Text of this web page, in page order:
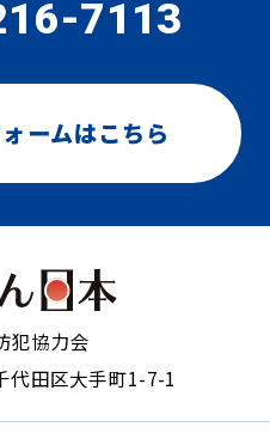
7113
ームはこちら
犯協力会
代田区大手町1-7-1